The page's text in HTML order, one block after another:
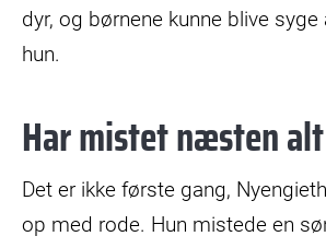
dyr, og børnene kunne blive
hun.
Har mistet næsten alt
Det er ikke første gang,
op med rode. Hun mistede en